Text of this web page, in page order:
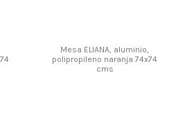
Mesa ELIANA, aluminio,
polipropileno naranja 74x74
cms